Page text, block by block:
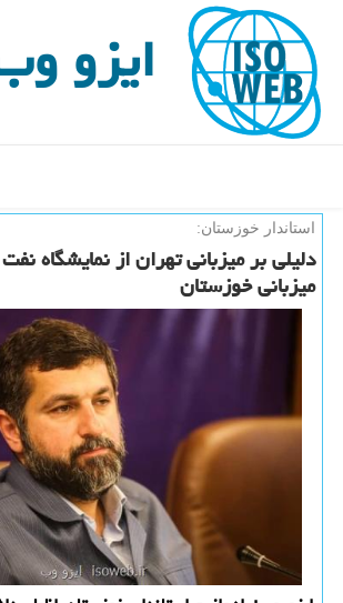
ایزو
استاندار خوزستان:
دلیلی بر میزبانی تهران از نمایشگاه
میزبانی خوزستان